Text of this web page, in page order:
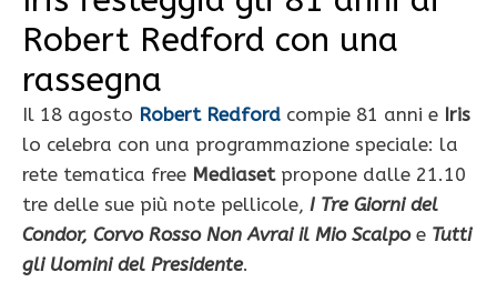
Robert Redford con una
rassegna
Il 18 agosto Robert Redford compie 81 anni e Iris
lo celebra con una programmazione speciale: la
rete tematica free Mediasetpropone dalle 21.10
tre delle sue più note pellicole, I Tre Giorni del
Condor, Corvo Rosso Non Avrai il Mio Scalpo e Tutti
gli Uomini del Presidente.